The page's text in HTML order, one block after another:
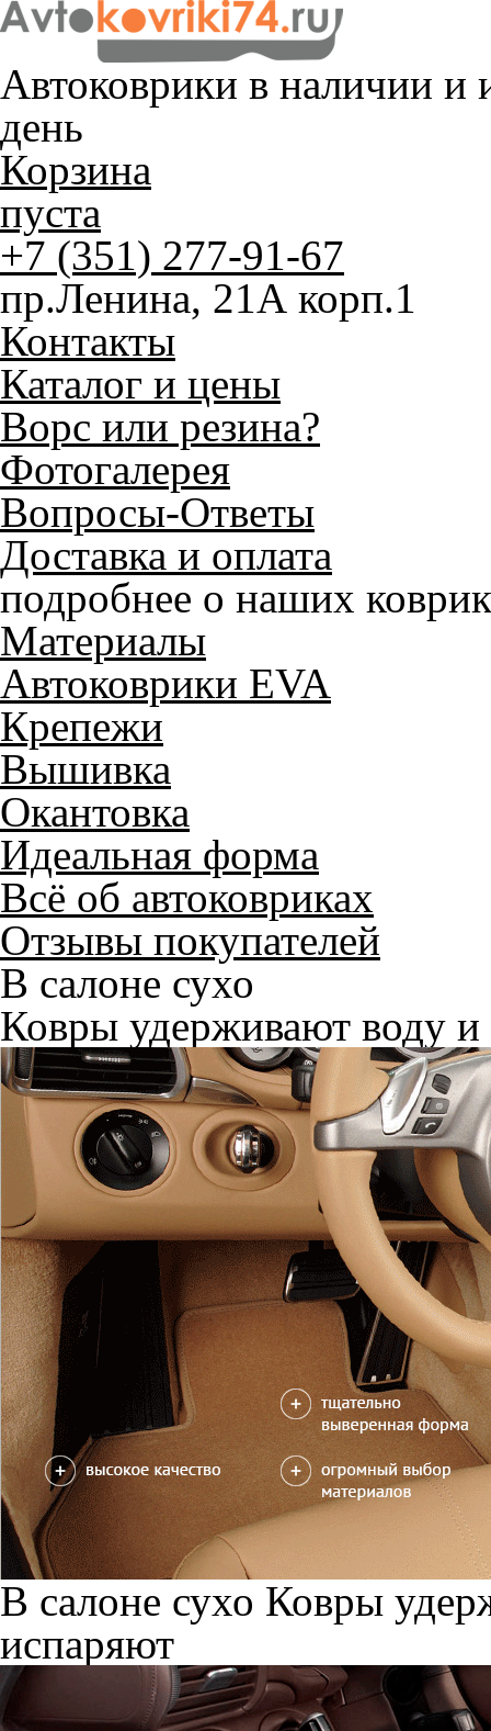
Автоковрики в наличии и
день
Корзина
пуста
+7 (351) 277-91-67
пр.Ленина, 21А корп.1
Контакты
Каталог и цены
Ворс или резина?
Фотогалерея
Вопросы-Ответы
Доставка и оплата
подробнее о наших
Материалы
Автоковрики EVA
Крепежи
Вышивка
Окантовка
Идеальная форма
Всё об автоковриках
Отзывы покупателей
В салоне сухо
Ковры удерживают воду и
В салоне сухо Ковры
испаряют